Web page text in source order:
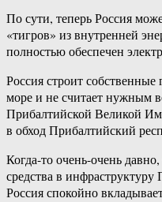
По сути, теперь Россия
«тигров» из внутренней
полностью обеспечен
Россия строит
море и не считает нужным
Прибалтийской Великой
в обход Прибалтийский
Когда-то очень-очень
средства в
Россия спокойно